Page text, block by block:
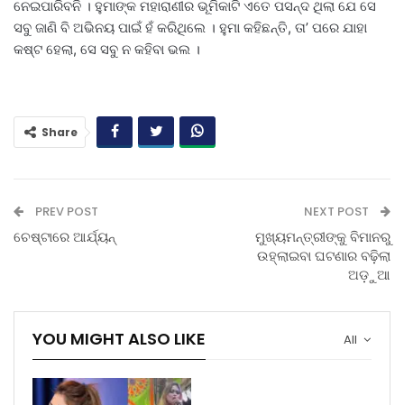
ନେଇପାରିବନି । ହୁମାଙ୍କ ମହାରାଣୀର ଭୂମିକାଟି ଏତେ ପସନ୍ଦ ଥିଲା ଯେ ସେ
ସବୁ ଜାଣି ବି ଅଭିନୟ ପାଇଁ ହଁ କରିଥିଲେ । ହୁମା କହିଛନ୍ତି, ତା’ ପରେ ଯାହା
କଷ୍ଟ ହେଲା, ସେ ସବୁ ନ କହିବା ଭଲ ।
Share
PREV POST
ଚେଷ୍ଟାରେ ଆର୍ଯ୍ୟନ୍‌
NEXT POST
ମୁଖ୍ୟମନ୍ତ୍ରୀଙ୍କୁ ବିମାନରୁ
ଉହ୍ଲାଇବା ଘଟଣାର ବଢ଼ିଲା
ଅଡ଼ୁଆ
All
YOU MIGHT ALSO LIKE